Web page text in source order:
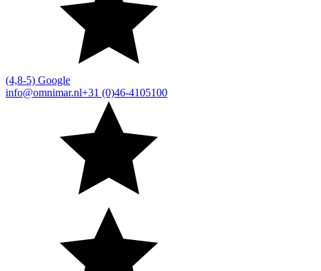
(4,8-5) Google
info@omnimar.nl+31 (0)46-4105100